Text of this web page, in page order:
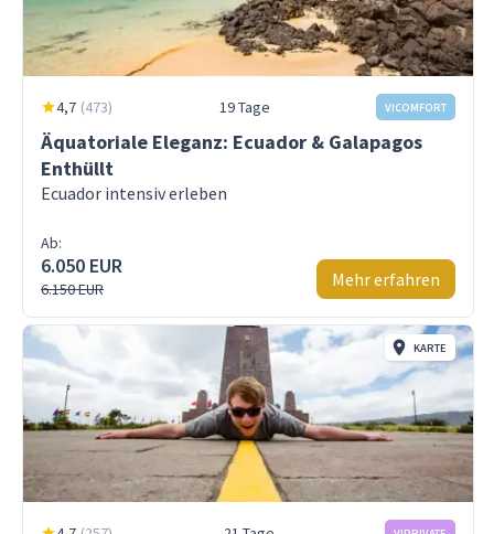
4,7 (473) 19 Tage VICOMFORT
Äquatoriale Eleganz: Ecuador & Galapagos
Enthüllt
Ecuador intensiv erleben
Ab:
6.050 EUR
6.150 EUR Mehr erfahren
KARTE